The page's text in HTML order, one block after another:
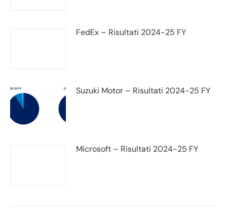
FedEx – Risultati 2024-25 FY
Suzuki Motor – Risultati 2024-25 FY
Microsoft – Risultati 2024-25 FY